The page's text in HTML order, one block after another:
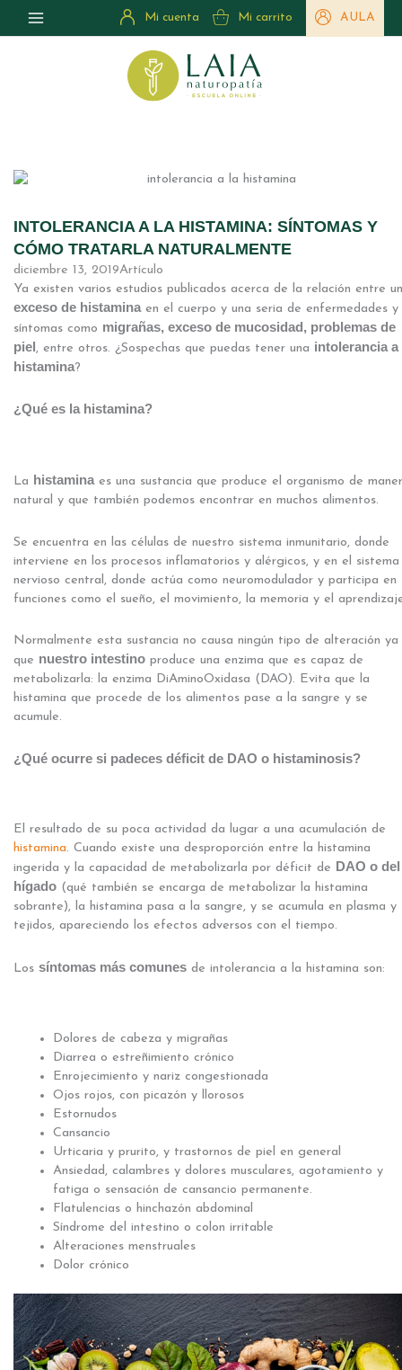
Mi cuenta Mi carrito AULA
INTOLERANCIA A LA HISTAMINA: SÍNTOMAS Y
CÓMO TRATARLA NATURALMENTE
diciembre 13, 2019Artículo
Ya existen varios estudios publicados acerca de la relación entre un
exceso de histaminaen el cuerpo y una seria de enfermedades y
síntomas como migrañas, exceso de mucosidad, problemas de
piel , entre otros. ¿Sospechas que puedas tener una intolerancia a
histamina?
¿Qué es la histamina?
La histaminaes una sustancia que produce el organismo de
natural y que también podemos encontrar en muchos alimentos.
Se encuentra en las células de nuestro sistema inmunitario, donde
interviene en los procesos inflamatorios y alérgicos, y en el sistema
nervioso central, donde actúa como neuromodulador y participa en
funciones como el sueño, el movimiento, la memoria y el
Normalmente esta sustancia no causa ningún tipo de alteración ya
que nuestro intestino produce una enzima que es capaz de
metabolizarla: la enzima DiAminoOxidasa (DAO). Evita que la
histamina que procede de los alimentos pase a la sangre y se
acumule.
¿Qué ocurre si padeces déficit de DAO o histaminosis?
El resultado de su poca actividad da lugar a una acumulación de
histamina. Cuando existe una desproporción entre la histamina
ingerida y la capacidad de metabolizarla por déficit de DAO o del
hígado (qué también se encarga de metabolizar la histamina
sobrante), la histamina pasa a la sangre, y se acumula en plasma y
tejidos, apareciendo los efectos adversos con el tiempo.
Los síntomas más comunes de intolerancia a la histamina son:
Dolores de cabeza y migrañas
Diarrea o estreñimiento crónico
Enrojecimiento y nariz congestionada
Ojos rojos, con picazón y llorosos
Estornudos
Cansancio
Urticaria y prurito, y trastornos de piel en general
Ansiedad, calambres y dolores musculares, agotamiento y
fatiga o sensación de cansancio permanente.
Flatulencias o hinchazón abdominal
Síndrome del intestino o colon irritable
Alteraciones menstruales
Dolor crónico